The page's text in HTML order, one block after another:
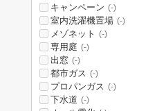
キャンペーン (-)
室内洗濯機置場 (-)
メゾネット (-)
専用庭 (-)
出窓 (-)
都市ガス (-)
プロパンガス (-)
下水道 (-)